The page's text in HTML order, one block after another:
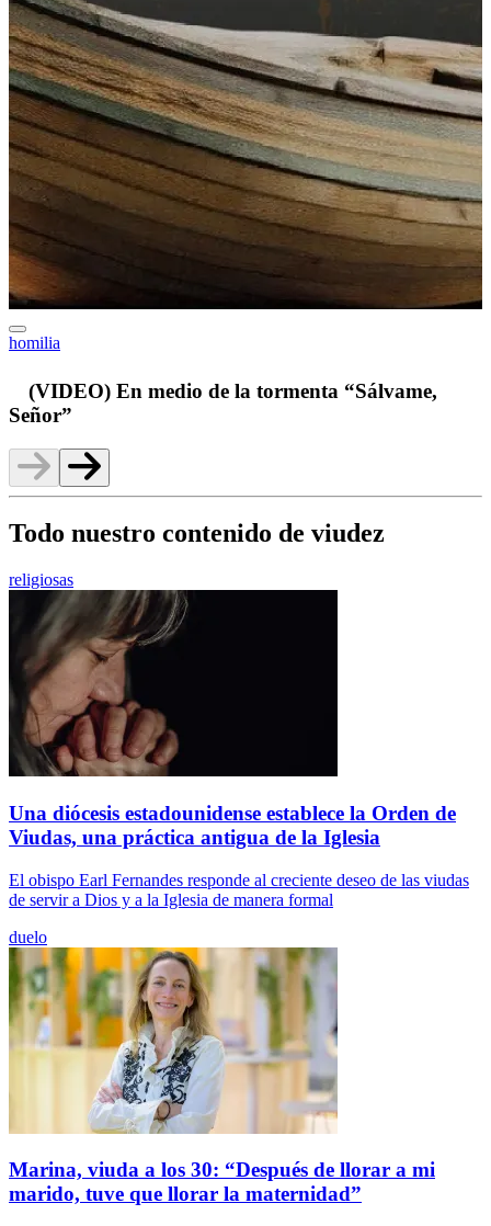
homilia
(VIDEO) En medio de la tormenta “Sálvame,
Señor”
Todo nuestro contenido de viudez
religiosas
Una diócesis estadounidense establece la Orden de
Viudas, una práctica antigua de la Iglesia
El obispo Earl Fernandes responde al creciente deseo de las viudas
de servir a Dios y a la Iglesia de manera formal
duelo
Marina, viuda a los 30: “Después de llorar a mi
marido, tuve que llorar la maternidad”